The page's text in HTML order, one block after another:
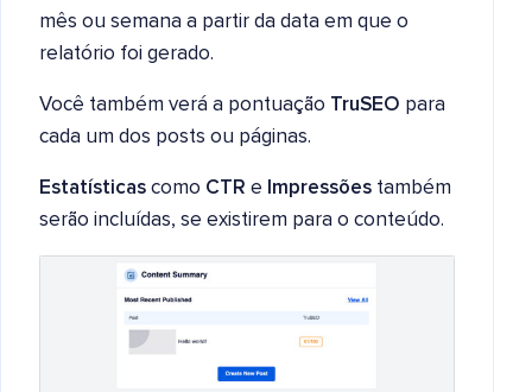
mês ou semana a partir da data em que o
relatório foi gerado.
Você também verá a pontuação TruSEO para
cada um dos posts ou páginas.
Estatísticas como CTR e Impressões também
serão incluídas, se existirem para o conteúdo.